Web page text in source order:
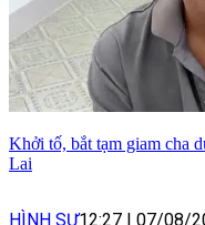
Khởi tố, bắt tạm giam cha
Lai
HÌNH SỰ12:27 | 07/08/